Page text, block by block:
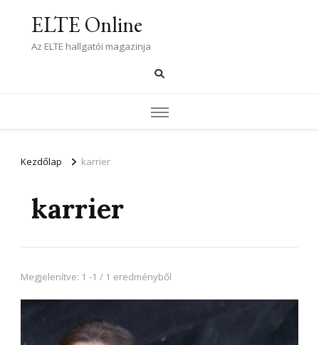
ELTE Online
Az ELTE hallgatói magazinja
Kezdőlap karrier
karrier
Megjelenítve: 1 -1 / 1 eredményből